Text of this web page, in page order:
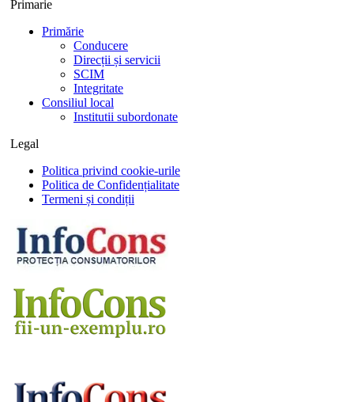
Primarie
Primărie
Conducere
Direcții și servicii
SCIM
Integritate
Consiliul local
Institutii subordonate
Legal
Politica privind cookie-urile
Politica de Confidențialitate
Termeni și condiții